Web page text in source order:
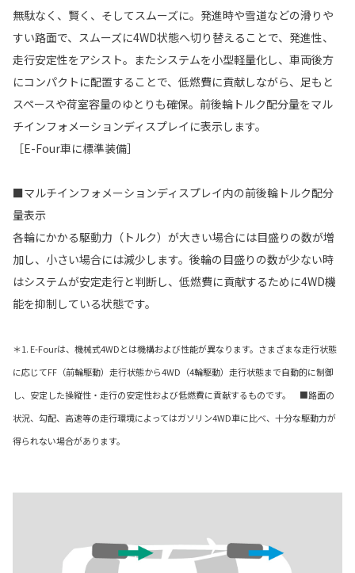
無駄なく、賢く、そしてスムーズに。発進時や雪道などの滑りや
すい路面で、スムーズに4WD状態へ切り替えることで、発進性、
走行安定性をアシスト。またシステムを小型軽量化し、車両後方
にコンパクトに配置することで、低燃費に貢献しながら、足もと
スペースや荷室容量のゆとりも確保。前後輪トルク配分量をマル
チインフォメーションディスプレイに表示します。
［E-Four車に標準装備］
■マルチインフォメーションディスプレイ内の前後輪トルク配分
量表示
各輪にかかる駆動力（トルク）が大きい場合には目盛りの数が増
加し、小さい場合には減少します。後輪の目盛りの数が少ない時
はシステムが安定走行と判断し、低燃費に貢献するために4WD機
能を抑制している状態です。
＊1. E-Fourは、機械式4WDとは機構および性能が異なります。さまざまな走行状態
に応じてFF（前輪駆動）走行状態から4WD（4輪駆動）走行状態まで自動的に制御
し、安定した操縦性・走行の安定性および低燃費に貢献するものです。 ■路面の
状況、勾配、高速等の走行環境によってはガソリン4WD車に比べ、十分な駆動力が
得られない場合があります。